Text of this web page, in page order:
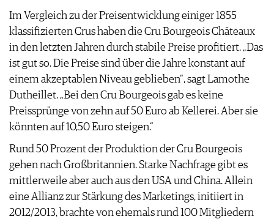
Im Vergleich zu der Preisentwicklung einiger 1855
klassifizierten Crus haben die Cru Bourgeois Châteaux
in den letzten Jahren durch stabile Preise profitiert. „Das
ist gut so. Die Preise sind über die Jahre konstant auf
einem akzeptablen Niveau geblieben“, sagt Lamothe
Dutheillet. „Bei den Cru Bourgeois gab es keine
Preissprünge von zehn auf 50 Euro ab Kellerei. Aber sie
könnten auf 10,50 Euro steigen.“
Rund 50 Prozent der Produktion der Cru Bourgeois
gehen nach Großbritannien. Starke Nachfrage gibt es
mittlerweile aber auch aus den USA und China. Allein
eine Allianz zur Stärkung des Marketings, initiiert in
2012/2013, brachte von ehemals rund 100 Mitgliedern